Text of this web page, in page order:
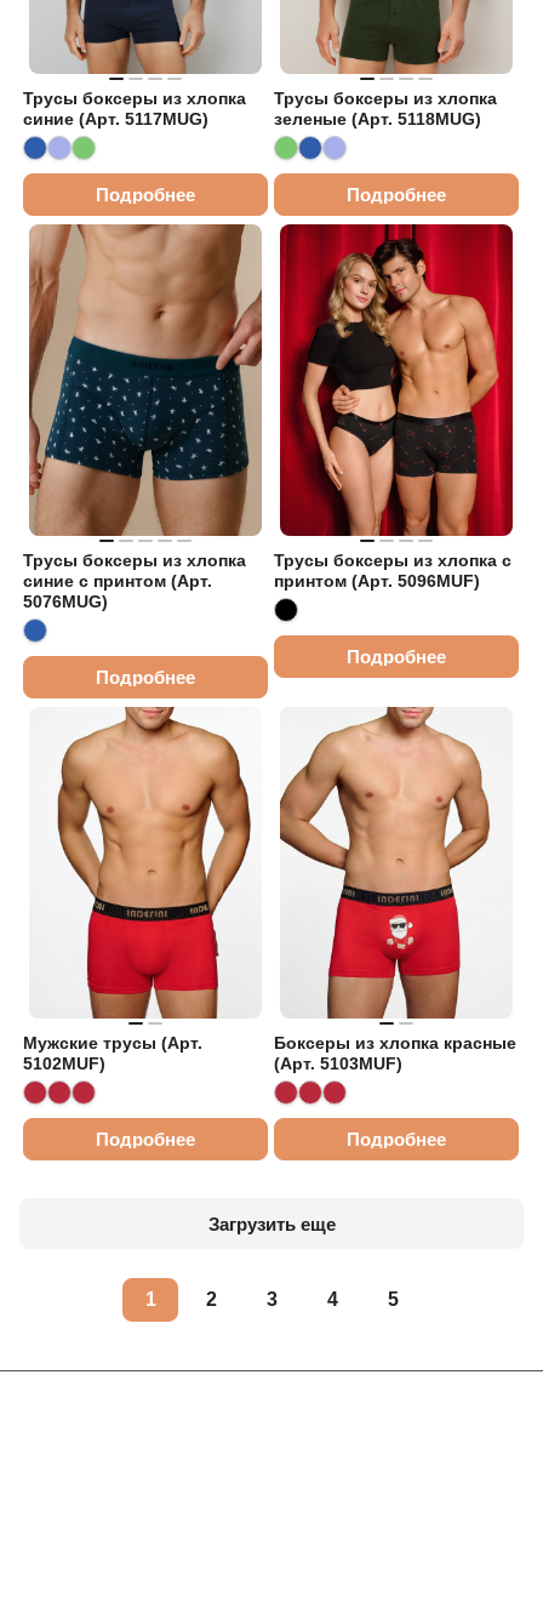
Трусы боксеры из хлопка
синие (Арт. 5117MUG)
Подробнее
Трусы боксеры из хлопка
зеленые (Арт. 5118MUG)
Подробнее
Трусы боксеры из хлопка
синие с принтом (Арт.
5076MUG)
Подробнее
Трусы боксеры из хлопка с
принтом (Арт. 5096MUF)
Подробнее
Мужские трусы (Арт.
5102MUF)
Подробнее
Боксеры из хлопка красные
(Арт. 5103MUF)
Подробнее
Загрузить еще
1 2 3 4 5